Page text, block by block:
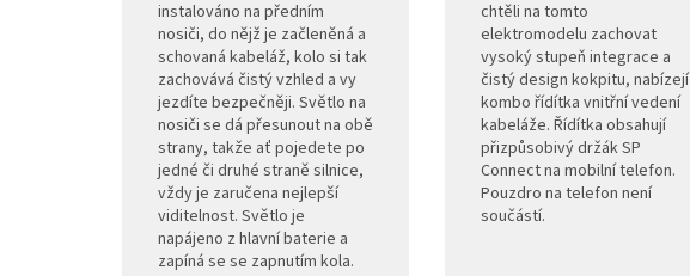
instalováno na předním
nosiči, do nějž je začleněná a
schovaná kabeláž, kolo si tak
zachovává čistý vzhled a vy
jezdíte bezpečněji. Světlo na
nosiči se dá přesunout na obě
strany, takže ať pojedete po
jedné či druhé straně silnice,
vždy je zaručena nejlepší
viditelnost. Světlo je
napájeno z hlavní baterie a
zapíná se se zapnutím kola.
chtěli na tomto
elektromodelu zachovat
vysoký stupeň integrace a
čistý design kokpitu, nabízejí
kombo řídítka vnitřní vedení
kabeláže. Řídítka obsahují
přizpůsobivý držák SP
Connect na mobilní telefon.
Pouzdro na telefon není
součástí.